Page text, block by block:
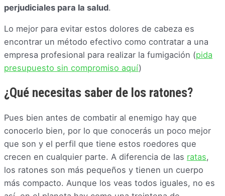
perjudiciales para la salud.
Lo mejor para evitar estos dolores de cabeza es
encontrar un método efectivo como contratar a una
empresa profesional para realizar la fumigación (pida
presupuesto sin compromiso aquí)
¿Qué necesitas saber de los ratones?
Pues bien antes de combatir al enemigo hay que
conocerlo bien, por lo que conocerás un poco mejor
que son y el perfil que tiene estos roedores que
crecen en cualquier parte. A diferencia de las ratas,
los ratones son más pequeños y tienen un cuerpo
más compacto. Aunque los veas todos iguales, no es